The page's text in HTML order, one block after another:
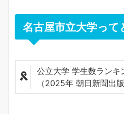
名古屋市立大学って
公立大学 学生数ラン
（2025年 朝日新聞出版